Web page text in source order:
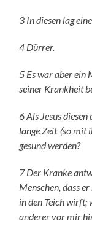
3 In diesen lag
4 Dürrer.
5 Es war aber ein
seiner Krankheit
6 Als Jesus diesen
lange Zeit ⟨so mit
gesund werden?
7 Der Kranke
Menschen, dass
in den Teich wirft;
anderer vor mir